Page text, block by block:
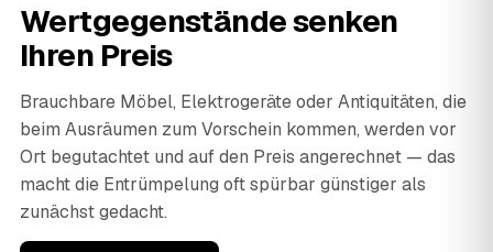
Wertgegenstände senken
Ihren Preis
Brauchbare Möbel, Elektrogeräte oder Antiquitäten, die
beim Ausräumen zum Vorschein kommen, werden vor
Ort begutachtet und auf den Preis angerechnet — das
macht die Entrümpelung oft spürbar günstiger als
zunächst gedacht.